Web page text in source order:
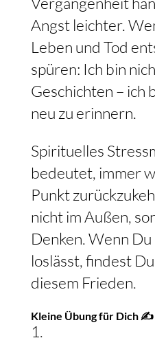
Angst leichter.
Leben und Tod
spüren: Ich bin
Geschichten – ich
neu zu erinnern.
Spirituelles
bedeutet, immer
Punkt
nicht im Außen,
Denken. Wenn
loslässt, findest
diesem Frieden.
Kleine Übung für Dich ✍️